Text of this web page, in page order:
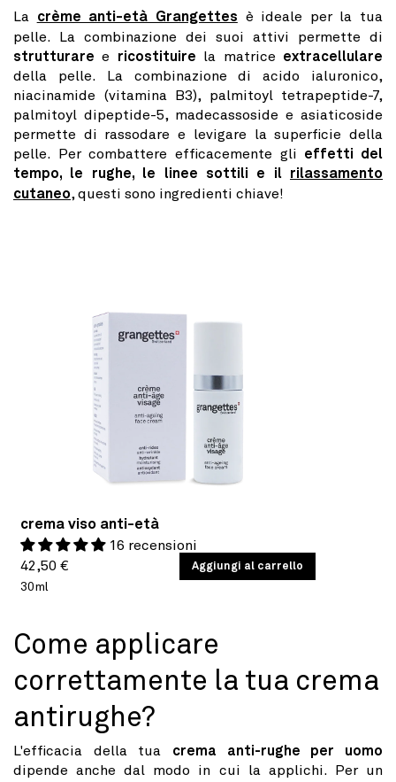
La crème anti-età Grangettes è ideale per la tua
pelle. La combinazione dei suoi attivi permette di
strutturare e ricostituire la matrice extracellulare
della pelle. La combinazione di acido ialuronico,
niacinamide (vitamina B3), palmitoyl tetrapeptide-7,
palmitoyl dipeptide-5, madecassoside e asiaticoside
permette di rassodare e levigare la superficie della
pelle. Per combattere efficacemente gli effetti del
tempo, le rughe, le linee sottili e il rilassamento
cutaneo, questi sono ingredienti chiave!
crema viso anti-età
16 recensioni
Prezzo
di
42,50 €
PREZZO
UNITARIO
/
30ml
Aggiungi al carrello
Come applicare
correttamente la tua crema
antirughe?
L'efficacia della tua crema anti-rughe per uomo
dipende anche dal modo in cui la applichi. Per un